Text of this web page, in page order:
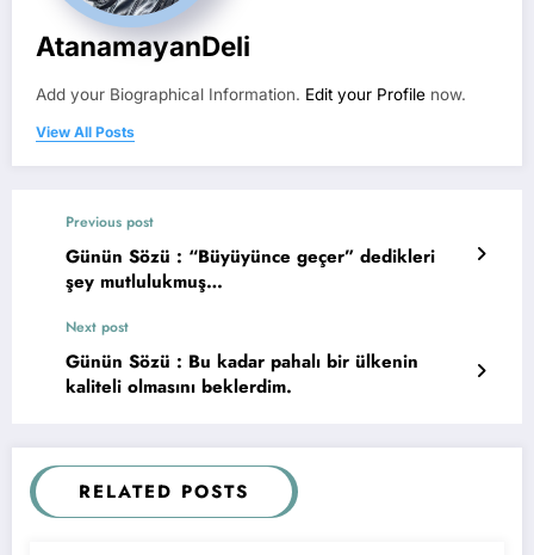
AtanamayanDeli
Add your Biographical Information. Edit your Profile now.
View All Posts
Previous post
Günün Sözü : “Büyüyünce geçer” dedikleri
şey mutlulukmuş…
Next post
Günün Sözü : Bu kadar pahalı bir ülkenin
kaliteli olmasını beklerdim.
RELATED POSTS